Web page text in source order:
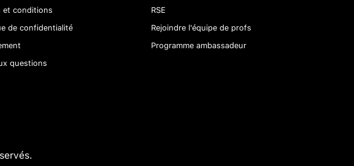
et conditions
de confidentialité
questions
RSE
Rejoindre l'équipe de profs
Programme ambassadeur